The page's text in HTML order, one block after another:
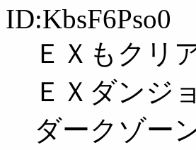
ID:KbsF6Pso0
ＥＸもクリア
ＥＸダンジ
ダークゾー